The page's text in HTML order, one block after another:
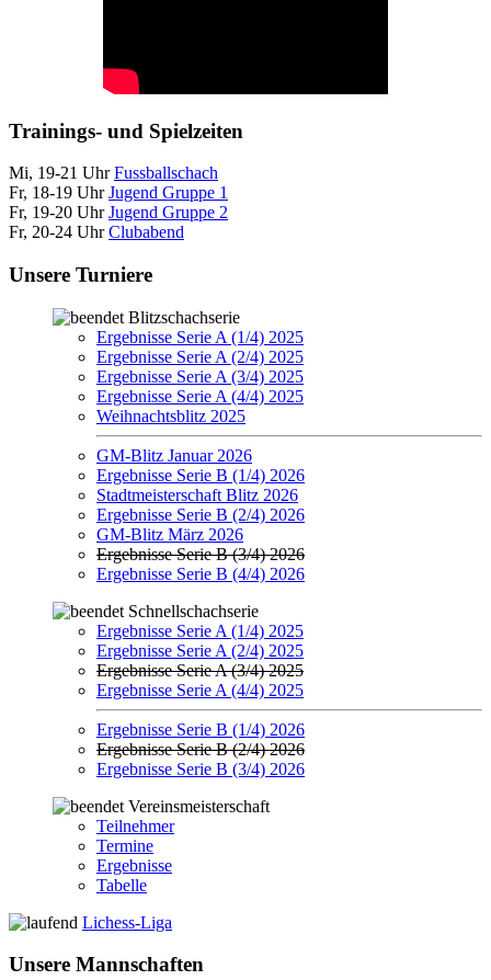
Trainings- und Spielzeiten
Mi, 19-21 UhrFussballschach
Fr, 18-19 UhrJugend Gruppe 1
Fr, 19-20 UhrJugend Gruppe 2
Fr, 20-24 UhrClubabend
Unsere Turniere
Blitzschachserie
Ergebnisse Serie A (1/4) 2025
Ergebnisse Serie A (2/4) 2025
Ergebnisse Serie A (3/4) 2025
Ergebnisse Serie A (4/4) 2025
Weihnachtsblitz 2025
GM-Blitz Januar 2026
Ergebnisse Serie B (1/4) 2026
Stadtmeisterschaft Blitz 2026
Ergebnisse Serie B (2/4) 2026
GM-Blitz März 2026
Ergebnisse Serie B (3/4) 2026
Ergebnisse Serie B (4/4) 2026
Schnellschachserie
Ergebnisse Serie A (1/4) 2025
Ergebnisse Serie A (2/4) 2025
Ergebnisse Serie A (3/4) 2025
Ergebnisse Serie A (4/4) 2025
Ergebnisse Serie B (1/4) 2026
Ergebnisse Serie B (2/4) 2026
Ergebnisse Serie B (3/4) 2026
Vereinsmeisterschaft
Teilnehmer
Termine
Ergebnisse
Tabelle
Lichess-Liga
Unsere Mannschaften